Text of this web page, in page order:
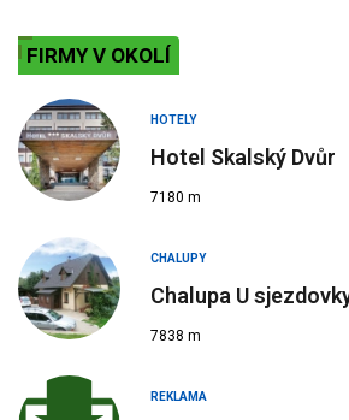
FIRMY V OKOLÍ
HOTELY
Hotel Skalský Dvůr
7180 m
CHALUPY
Chalupa U
7838 m
REKLAMA